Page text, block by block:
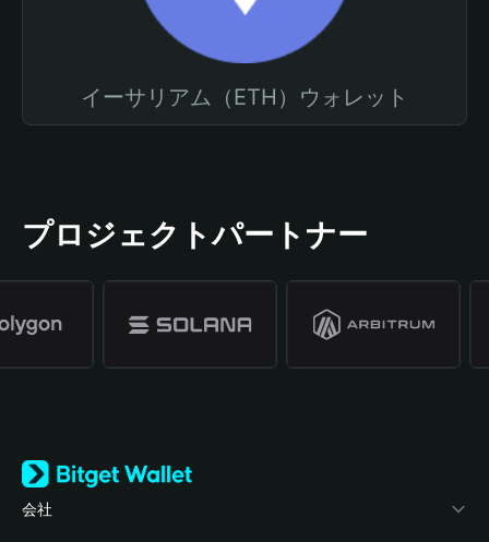
イーサリアム（ETH）ウォレット
プロジェクトパートナー
会社